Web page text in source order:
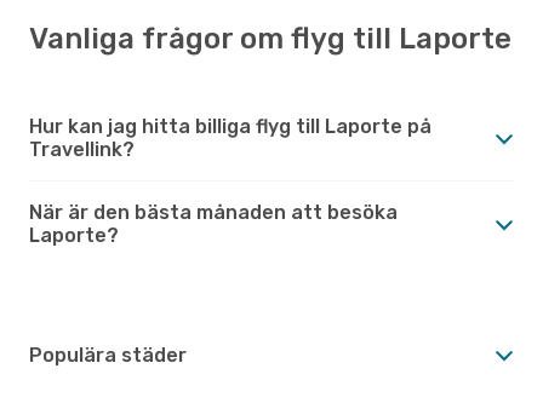
Vanliga frågor om flyg till Laporte
Hur kan jag hitta billiga flyg till Laporte på
Travellink?
När är den bästa månaden att besöka
Laporte?
Populära städer